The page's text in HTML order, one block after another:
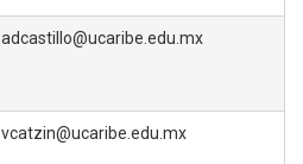
adcastillo@ucaribe.edu.mx
vcatzin@ucaribe.edu.mx